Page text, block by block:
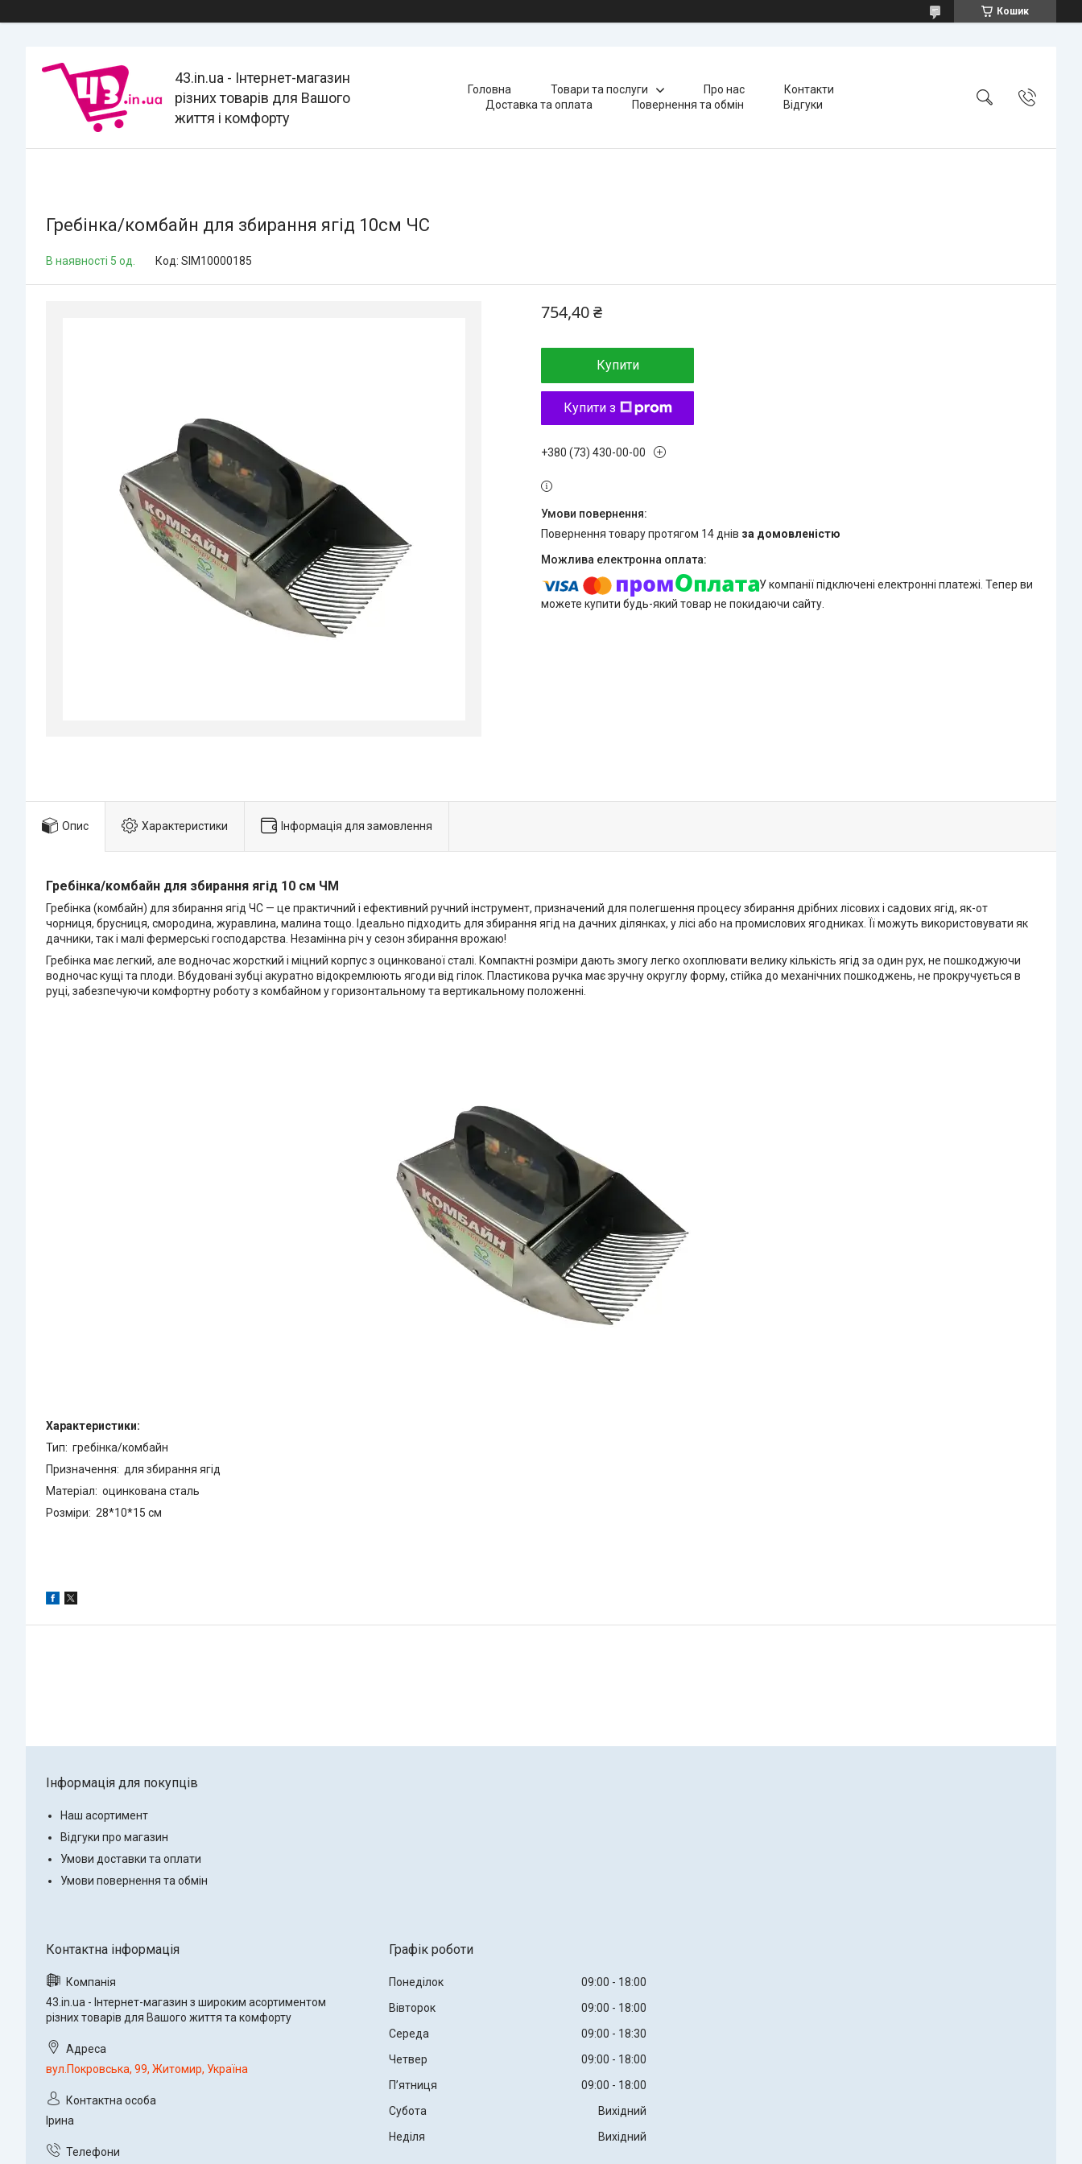
Кошик
43.in.ua - Інтернет-магазин
різних товарів для Вашого
життя і комфорту
Головна Товари та послуги Про нас
Контакти
Доставка та оплата
Повернення та обмін Відгуки
Гребінка/комбайн для збирання ягід 10см ЧС
В наявності 5 од. Код: SIM10000185
754,40 ₴
Купити
Купити з
+380 (73) 430-00-00
повернення товару протягом 14 днів за домовленістю
У компанії підключені електронні платежі. Тепер ви
можете купити будь-який товар не покидаючи сайту.
Опис Характеристики Інформація для замовлення
Гребінка/комбайн для збирання ягід 10 см ЧМ
Гребінка (комбайн) для збирання ягід ЧС — це практичний і ефективний ручний інструмент, призначений для полегшення процесу збирання дрібних лісових і садових ягід, як-от
чорниця, брусниця, смородина, журавлина, малина тощо. Ідеально підходить для збирання ягід на дачних ділянках, у лісі або на промислових ягодниках. Її можуть використовувати як
дачники, так і малі фермерські господарства. Незамінна річ у сезон збирання врожаю!
Гребінка має легкий, але водночас жорсткий і міцний корпус з оцинкованої сталі. Компактні розміри дають змогу легко охоплювати велику кількість ягід за один рух, не пошкоджуючи
водночас кущі та плоди. Вбудовані зубці акуратно відокремлюють ягоди від гілок. Пластикова ручка має зручну округлу форму, стійка до механічних пошкоджень, не прокручується в
руці, забезпечуючи комфортну роботу з комбайном у горизонтальному та вертикальному положенні.
Характеристики:
Тип: гребінка/комбайн
Призначення: для збирання ягід
Матеріал: оцинкована сталь
Розміри: 28*10*15 см
Інформація для покупців
Наш асортимент
Відгуки про магазин
Умови доставки та оплати
Умови повернення та обмін
43.in.ua - Інтернет-магазин з широким асортиментом
різних товарів для Вашого життя та комфорту
вул.Покровська, 99, Житомир, Україна
Ірина
Графік роботи
Понеділок 09:00
18:00
Вівторок
09:00
18:00
Середа
09:00
18:30
Четвер
09:00
18:00
Пʼятниця
09:00
18:00
Субота
Вихідний
Неділя
Вихідний